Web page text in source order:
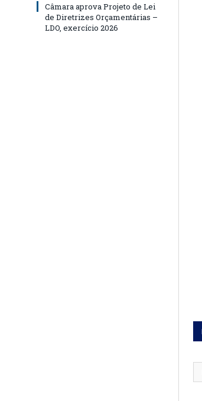
Câmara aprova Projeto de Lei
de Diretrizes Orçamentárias –
LDO, exercício 2026